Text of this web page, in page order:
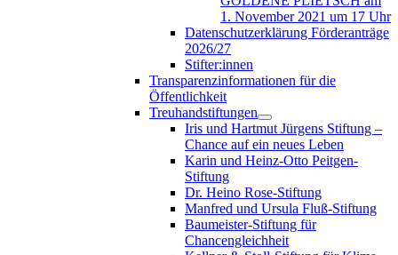
1. November 2021 um 17 Uhr
Datenschutzerklärung Förderanträge
2026/27
Stifter:innen
Transparenzinformationen für die
Öffentlichkeit
Treuhandstiftungen
Iris und Hartmut Jürgens Stiftung –
Chance auf ein neues Leben
Karin und Heinz-Otto Peitgen-
Stiftung
Dr. Heino Rose-Stiftung
Manfred und Ursula Fluß-Stiftung
Baumeister-Stiftung für
Chancengleichheit